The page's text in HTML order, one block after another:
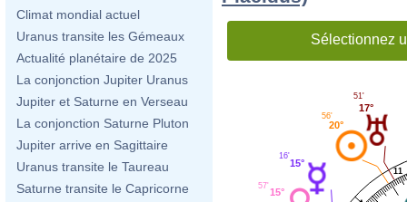
Climat mondial actuel
Uranus transite les Gémeaux
Actualité planétaire de 2025
La conjonction Jupiter Uranus
Jupiter et Saturne en Verseau
La conjonction Saturne Pluton
Jupiter arrive en Sagittaire
Uranus transite le Taureau
Saturne transite le Capricorne
Sélectionnez
11
17°
51'
20°
56'
15°
16'
15°
57'